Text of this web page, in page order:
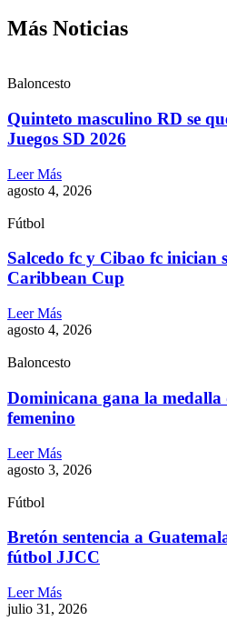
Más Noticias
Baloncesto
Quinteto masculino RD se
Juegos SD 2026
Leer Más
agosto 4, 2026
Fútbol
Salcedo fc y Cibao fc inician
Caribbean Cup
Leer Más
agosto 4, 2026
Baloncesto
Dominicana gana la medalla
femenino
Leer Más
agosto 3, 2026
Fútbol
Bretón sentencia a
fútbol JJCC
Leer Más
julio 31, 2026